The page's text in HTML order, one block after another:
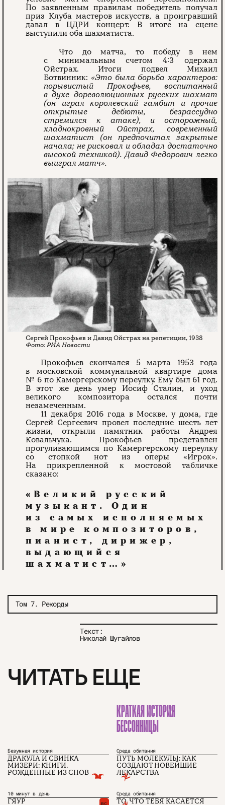
Том 7. Рекорды
Текст:
Николай Шугайлов
По заявленным правилам победитель получал
приз Клуба мастеров искусств, а проигравший
давал в ЦДРИ концерт. В итоге на сцене
выступили оба шахматиста.
Что до матча, то победу в нем
с минимальным счетом 4:3 одержал
Ойстрах. Итоги подвел Михаил
Ботвинник: «Это была борьба характеров:
порывистый Прокофьев, воспитанный
в духе дореволюционных русских шахмат
(он играл королевский гамбит и прочие
открытые дебюты, безрассудно
стремился к атаке), и осторожный,
хладнокровный Ойстрах, современный
шахматист (он предпочитал закрытые
начала; не рисковал и обладал достаточно
высокой техникой). Давид Федорович легко
выиграл матч».
Сергей Прокофьев и Давид Ойстрах на репетиции, 1938
РИА Новости
Прокофьев скончался 5 марта 1953 года
в московской коммунальной квартире дома
№ 6 по Камергерскому переулку. Ему был 61 год.
В этот же день умер Иосиф Сталин, и уход
великого композитора остался почти
незамеченным.
11 декабря 2016 года в Москве, у дома, где
Сергей Сергеевич провел последние шесть лет
жизни, открыли памятник работы Андрея
Ковальчука. Прокофьев представлен
прогуливающимся по Камергерскому переулку
со стопкой нот из оперы «Игрок».
На прикрепленной к мостовой табличке
сказано:
«Великий русский
музыкант. Один
из самых исполняемых
в мире композиторов,
пианист, дирижер,
выдающийся
шахматист…»
ЧИТАТЬ ЕЩЕ
КРАТКАЯ ИСТОРИЯ
БЕССОННИЦЫ
Безумная история
ДРАКУЛА И СВИНКА
МИЗЕРИ: КНИГИ,
РОЖДЕННЫЕ ИЗ СНОВ
Среда обитания
ПУТЬ МОЛЕКУЛЫ: КАК
СОЗДАЮТ НОВЕЙШИЕ
ЛЕКАРСТВА
10 минут в день
ГЯУР
вс
Среда обитания
ТО, ЧТО ТЕБЯ КАСАЕТСЯ
О проекте
Команда YouTube
Telegram
Рекламодателям